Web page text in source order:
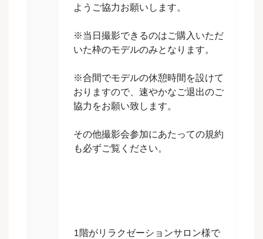
ようご協力お願いします。
※当日撮影できるのはご購入いただ
いた枠のモデルのみとなります。
※合間でモデルの休憩時間を設けて
おりますので、速やかなご退出のご
協力をお願い致します。
その他撮影会参加にあたっての規約
も必ずご覧ください。
1階がリラクゼーションサロン様で